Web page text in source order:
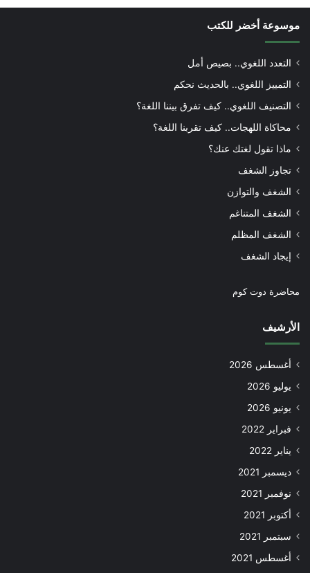
موسوعة أخضر للكتب
التعدد اللغوي.. بصيص أمل
التمييز اللغوي.. بالحديث نحكم
التصنيف اللغوي.. كيف تفرق بيننا اللغة؟
محاكاة اللهجات.. كيف تقربنا اللغة؟
ماذا تقول لغتك عنك؟
تجاوز الشغف
الشغف والتوازن
الشغف المتناغم
الشغف المظلم
إيجاد الشغف
محاضرة دوت كوم
الأرشيف
أغسطس 2026
يوليو 2026
يونيو 2026
فبراير 2022
يناير 2022
ديسمبر 2021
نوفمبر 2021
أكتوبر 2021
سبتمبر 2021
أغسطس 2021